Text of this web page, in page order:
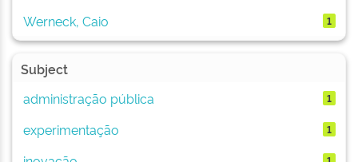
Werneck, Caio 1
Subject
administração pública
1
experimentação 1